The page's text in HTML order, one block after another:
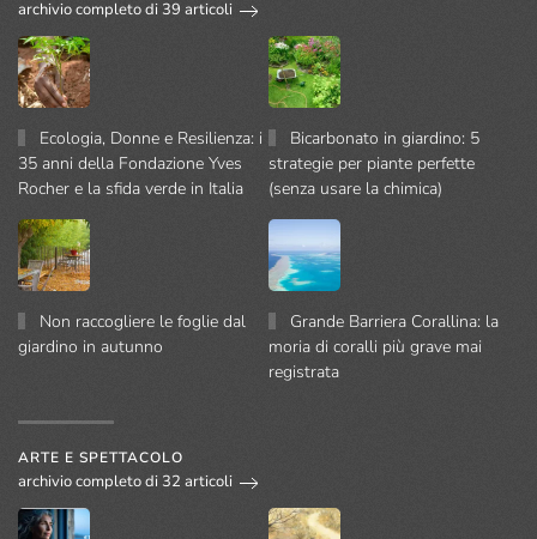
archivio completo di 39 articoli
Ecologia, Donne e Resilienza: i
35 anni della Fondazione Yves
Rocher e la sfida verde in Italia
Bicarbonato in giardino: 5
strategie per piante perfette
(senza usare la chimica)
Non raccogliere le foglie dal
giardino in autunno
Grande Barriera Corallina: la
moria di coralli più grave mai
registrata
ARTE E SPETTACOLO
archivio completo di 32 articoli